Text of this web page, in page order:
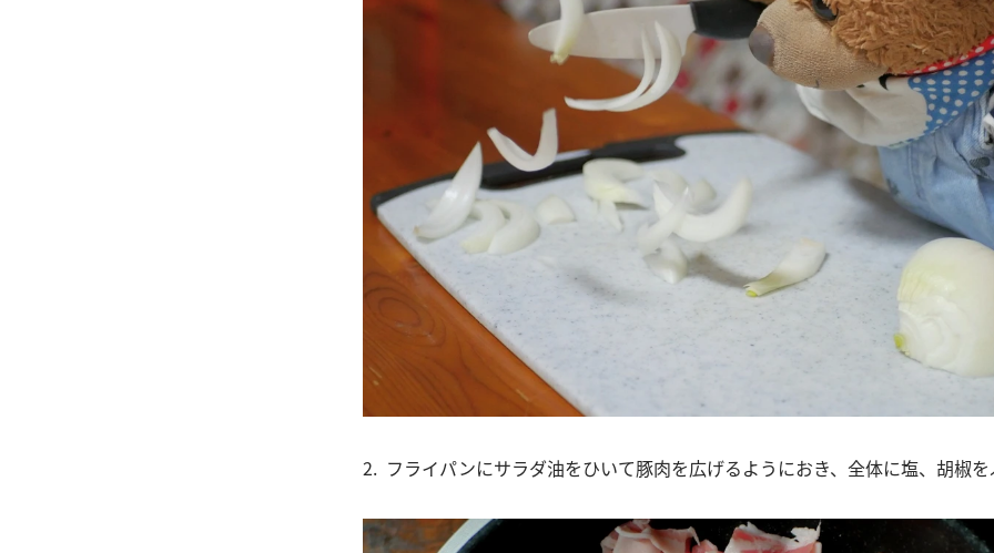
2. フライパンにサラダ油をひいて豚肉を広げるようにおき、全体に塩、胡椒